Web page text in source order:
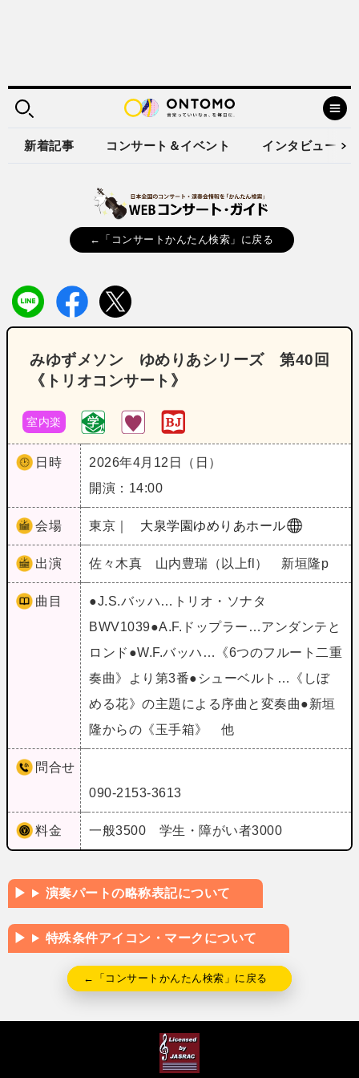
新着記事 コンサート＆イベント インタビュー
←「コンサートかんたん検索」に戻る
みゆずメソン ゆめりあシリーズ 第40回
《トリオコンサート》
室内楽
日時
2026年4月12日（日）
開演：14:00
会場 東京｜ 大泉学園ゆめりあホール
出演 佐々木真 山内豊瑞（以上fl） 新垣隆p
曲目
●J.S.バッハ…トリオ・ソナタ
BWV1039●A.F.ドップラー…アンダンテと
ロンド●W.F.バッハ…《6つのフルート二重
奏曲》より第3番●シューベルト…《しぼ
める花》の主題による序曲と変奏曲●新垣
隆からの《玉手箱》 他
問合せ
090-2153-3613
料金 一般3500 学生・障がい者3000
演奏パートの略称表記について
特殊条件アイコン・マークについて
←「コンサートかんたん検索」に戻る